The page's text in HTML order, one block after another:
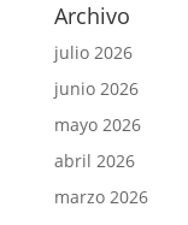
Archivo
julio 2026
junio 2026
mayo 2026
abril 2026
marzo 2026